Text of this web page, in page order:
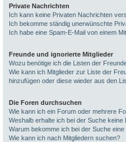
Private Nachrichten
Ich kann keine Privaten Nachrichten
Ich bekomme ständig unerwünschte
Ich habe eine Spam-E-Mail von einem
Freunde und ignorierte Mitglieder
Wozu benötige ich die Listen der
Wie kann ich Mitglieder zur Liste der
hinzufügen oder diese wieder aus den
Die Foren durchsuchen
Wie kann ich ein Forum oder mehrere
Weshalb erhalte ich bei der Suche keine
Warum bekomme ich bei der Suche eine
Wie kann ich nach Mitgliedern suchen?